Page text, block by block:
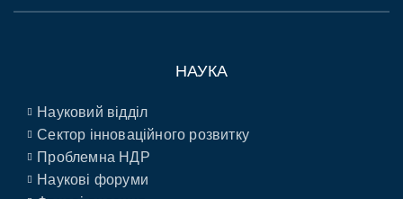
НАУКА
Науковий відділ
Сектор інноваційного розвитку
Проблемна НДР
Наукові форуми